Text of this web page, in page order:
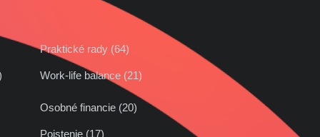
Praktické rady (64)
Work-life balance (21)
Osobné financie (20)
Poistenie (17)